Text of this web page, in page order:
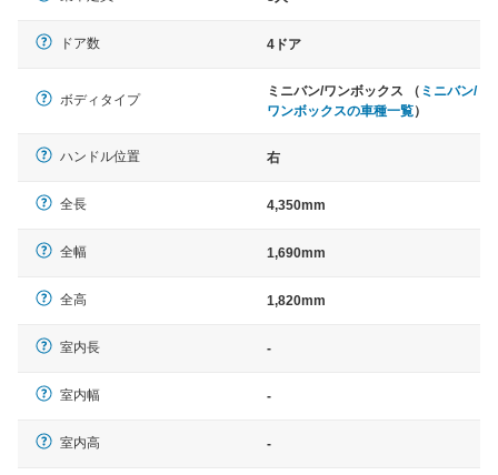
ドア数 4ドア
ボディタイプ
ミニバン/ワンボックス （ ミニバン/
ワンボックスの車種一覧）
ハンドル位置 右
全長 4,350mm
全幅 1,690mm
全高 1,820mm
室内長 -
室内幅 -
室内高 -